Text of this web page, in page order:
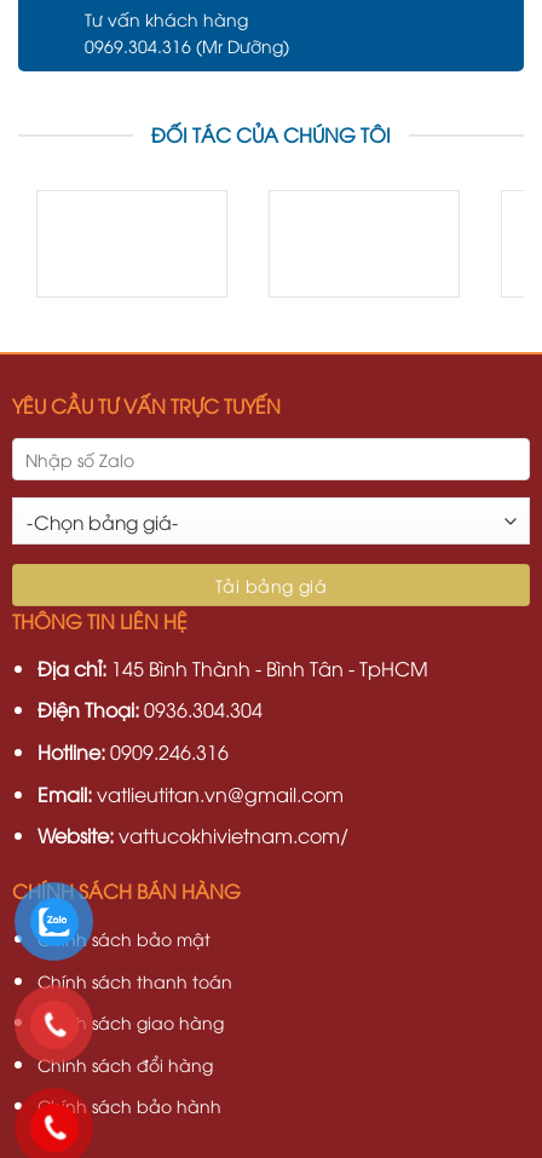
Tư vấn khách hàng
0969.304.316 (Mr Dưỡng)
ĐỐI TÁC CỦA CHÚNG TÔI
YÊU CẦU TƯ VẤN TRỰC TUYẾN
THÔNG TIN LIÊN HỆ
Địa chỉ:145 Bình Thành - Bình Tân - TpHCM
Điện Thoại:0936.304.304
Hotline:0909.246.316
Email:vatlieutitan.vn@gmail.com
Website:vattucokhivietnam.com/
CHÍNH SÁCH BÁN HÀNG
Chính sách bảo mật
Chính sách thanh toán
Chính sách giao hàng
Chinh sách đổi hàng
Chính sách bảo hành